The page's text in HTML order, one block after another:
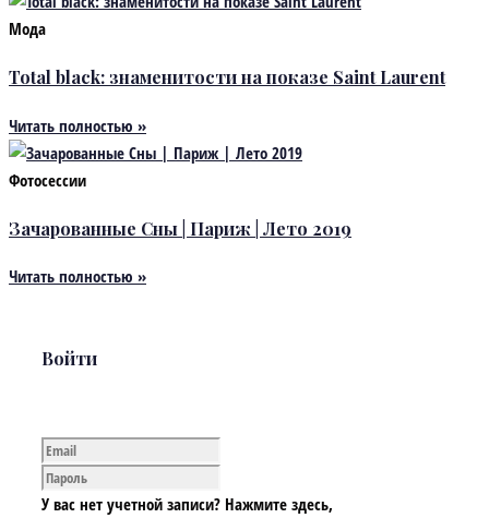
Мода
Total black: знаменитости на показе Saint Laurent
Читать полностью »
Фотосессии
Зачарованные Сны | Париж | Лето 2019
Читать полностью »
Войти
У вас нет учетной записи? Нажмите здесь,